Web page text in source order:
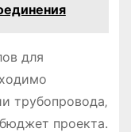
для
трубопровода‚
проекта.